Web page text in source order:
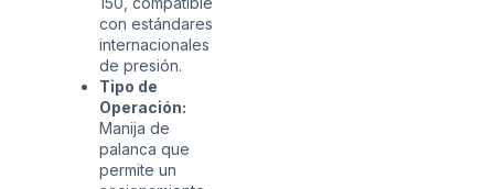
con estándares
internacionales
de presión.
Tipo de
Operación:
Manija de
palanca que
permite un